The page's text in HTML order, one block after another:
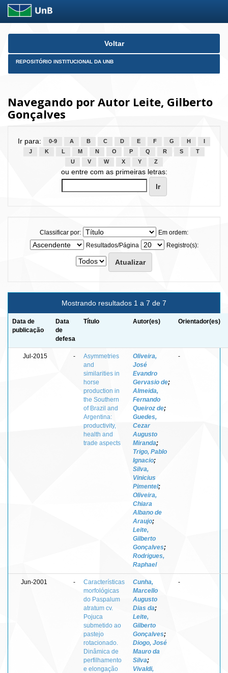
Skip
Voltar
REPOSITÓRIO INSTITUCIONAL DA UNB
Navegando por Autor Leite, Gilberto
Gonçalves
Ir para: 0-9 A B C D E F G H
J
K L M N O P Q R S
T
U
V W X Y Z
ou entre com as primeiras letras:
Classificar por:
Em ordem:
Resultados/Página
Registro(s):
Mostrando resultados 1 a 7 de 7
Data de
publicação
Data
de
defesa
Título Autor(es) Orientador(es)
Jul-2015 -
Asymmetries
and
similarities in
horse
production in
the Southern
of Brazil and
Argentina:
productivity,
health and
trade aspects
Oliveira,
José
Evandro
Gervasio de;
Almeida,
Fernando
Queiroz de;
Guedes,
Cezar
Augusto
Miranda;
Trigo, Pablo
Ignacio;
Silva,
Vinicius
Pimentel;
Oliveira,
Chiara
Albano de
Araujo;
Leite,
Gilberto
Gonçalves;
Rodrigues,
Raphael
-
Jun-2001 -
Características
morfológicas
do Paspalum
atratum cv.
Pojuca
submetido ao
pastejo
rotacionado.
Dinâmica de
perfilhamento
e elongação
Cunha,
Marcello
Augusto
Dias da;
Leite,
Gilberto
Gonçalves;
Diogo, José
Mauro da
Silva;
Vivaldi,
-